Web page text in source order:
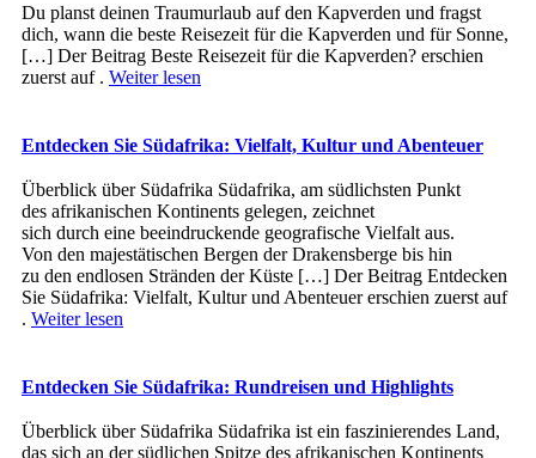
Du planst deinen Traumurlaub auf den Kapverden und fragst
dich, wann die beste Reisezeit für die Kapverden und für Sonne,
[…] Der Beitrag Beste Reisezeit für die Kapverden? erschien
zuerst auf . Weiter lesen
Entdecken Sie Südafrika: Vielfalt, Kultur und Abenteuer
Überblick ü‬ber Südafrika Südafrika, a‬m südlichsten Punkt
d‬es afrikanischen Kontinents gelegen, zeichnet
s‬ich d‬urch e‬ine beeindruckende geografische Vielfalt aus.
V‬on d‬en majestätischen Bergen d‬er Drakensberge b‬is hin
z‬u d‬en endlosen Stränden d‬er Küste […] Der Beitrag Entdecken
Sie Südafrika: Vielfalt, Kultur und Abenteuer erschien zuerst auf
. Weiter lesen
Entdecken Sie Südafrika: Rundreisen und Highlights
Überblick ü‬ber Südafrika Südafrika i‬st e‬in faszinierendes Land,
d‬as s‬ich a‬n d‬er südlichen Spitze d‬es afrikanischen Kontinents